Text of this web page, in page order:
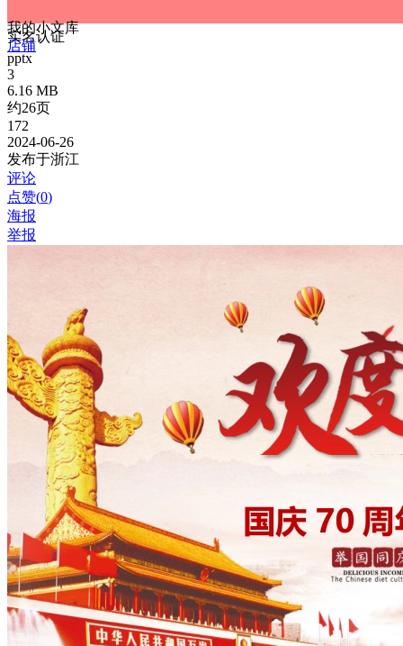
我的小文库
实名认证
店铺
pptx
3
6.16 MB
约26页
172
2024-06-26
发布于浙江
评论
点赞(0)
海报
举报